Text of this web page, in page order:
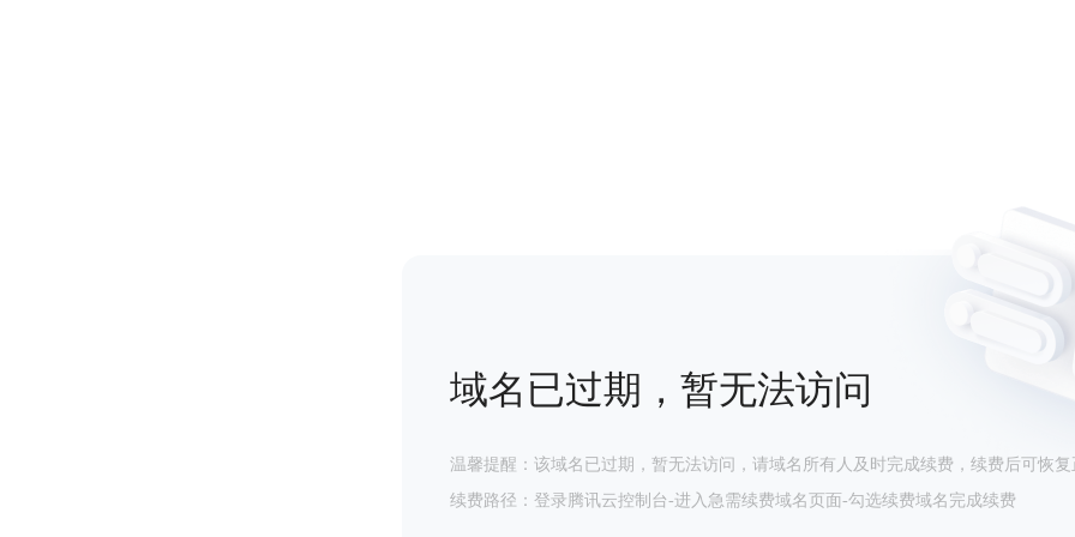
域名已过期，暂无法访问
温馨提醒：该域名已过期，暂无法访问，请域名所有人及时完成续费，续费后可恢复
续费路径：登录腾讯云控制台-进入急需续费域名页面-勾选续费域名完成续费